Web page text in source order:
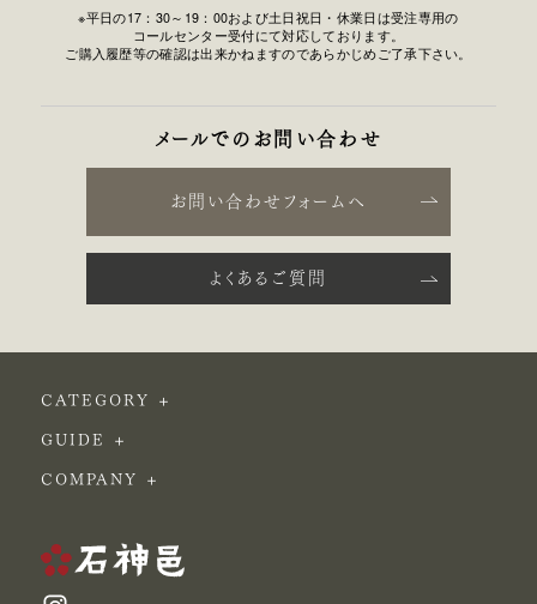
※平日の17：30～19：00および土日祝日・休業日は受注専用の
コールセンター受付にて対応しております。
ご購入履歴等の確認は出来かねますのであらかじめご了承下さい。
メールでのお問い合わせ
お問い合わせフォームへ
よくあるご質問
CATEGORY
GUIDE
COMPANY